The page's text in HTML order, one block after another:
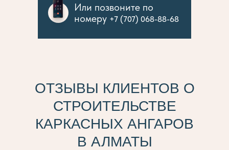
Или позвоните по
номеру +7 (707) 068-88-68
ОТЗЫВЫ КЛИЕНТОВ O
СТРОИТЕЛЬСТВЕ
КАРКАСНЫХ АНГАРОВ
В АЛМАТЫ